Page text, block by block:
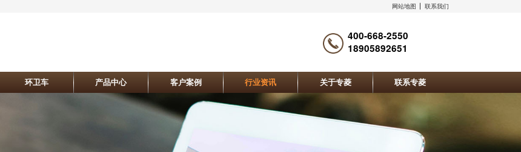
网站地图 联系我们
400-668-2550
18905892651
环卫车 产品中心 客户案例 行业资讯 关于专菱 联系专菱